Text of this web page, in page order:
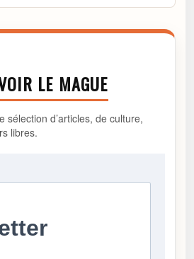
LE MAGUE
sélection d’articles, de culture,
libres.